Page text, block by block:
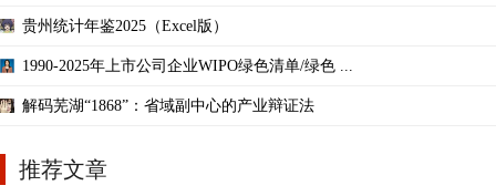
贵州统计年鉴2025（Excel版）
1990-2025年上市公司企业WIPO绿色清单/绿色 ...
解码芜湖“1868”：省域副中心的产业辩证法
推荐文章